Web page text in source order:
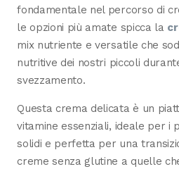
fondamentale nel percorso di
le opzioni più amate spicca la
mix nutriente e versatile che
nutritive dei nostri piccoli
svezzamento.
Questa crema delicata è un
vitamine essenziali, ideale per i
solidi e perfetta per una
creme senza glutine a quelle